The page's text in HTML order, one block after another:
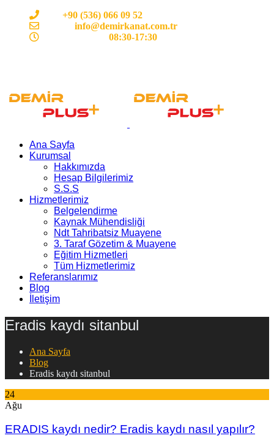
+90 (536) 066 09 52
info@demirkanat.com.tr
08:30-17:30
Ana Sayfa
Kurumsal
Hakkımızda
Hesap Bilgilerimiz
S.S.S
Hizmetlerimiz
Belgelendirme
Kaynak Mühendisliği
Ndt Tahribatsiz Muayene
3. Taraf Gözetim & Muayene
Eğitim Hizmetleri
Tüm Hizmetlerimiz
Referanslarımız
Blog
İletişim
Eradis kaydı sitanbul
Ana Sayfa
Blog
Eradis kaydı sitanbul
24
Ağu
ERADIS kaydı nedir? Eradis kaydı nasıl yapılır?